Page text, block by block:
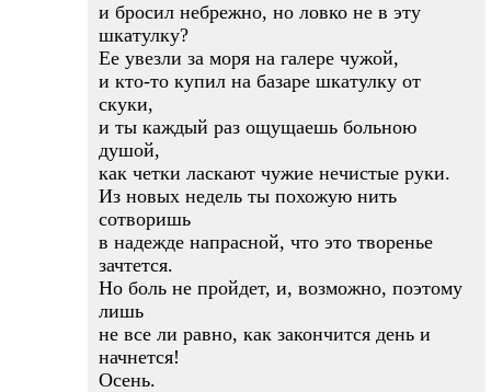
и бросил небрежно, но ловко не в эту
шкатулку?
Ее увезли за моря на галере чужой,
и кто-то купил на базаре шкатулку от
скуки,
и ты каждый раз ощущаешь больною
душой,
как четки ласкают чужие нечистые руки.
Из новых недель ты похожую нить
сотворишь
в надежде напрасной, что это творенье
зачтется.
Но боль не пройдет, и, возможно, поэтому
лишь
не все ли равно, как закончится день и
начнется!
Осень.